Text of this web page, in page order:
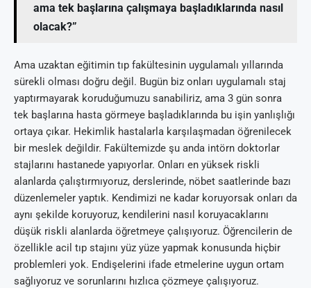
ama tek başlarına çalışmaya başladıklarında nasıl
olacak?”
Ama uzaktan eğitimin tıp fakültesinin uygulamalı yıllarında
sürekli olması doğru değil. Bugün biz onları uygulamalı staj
yaptırmayarak koruduğumuzu sanabiliriz, ama 3 gün sonra
tek başlarına hasta görmeye başladıklarında bu işin yanlışlığı
ortaya çıkar. Hekimlik hastalarla karşılaşmadan öğrenilecek
bir meslek değildir. Fakültemizde şu anda intörn doktorlar
stajlarını hastanede yapıyorlar. Onları en yüksek riskli
alanlarda çalıştırmıyoruz, derslerinde, nöbet saatlerinde bazı
düzenlemeler yaptık. Kendimizi ne kadar koruyorsak onları da
aynı şekilde koruyoruz, kendilerini nasıl koruyacaklarını
düşük riskli alanlarda öğretmeye çalışıyoruz. Öğrencilerin de
özellikle acil tıp stajını yüz yüze yapmak konusunda hiçbir
problemleri yok. Endişelerini ifade etmelerine uygun ortam
sağlıyoruz ve sorunlarını hızlıca çözmeye çalışıyoruz.